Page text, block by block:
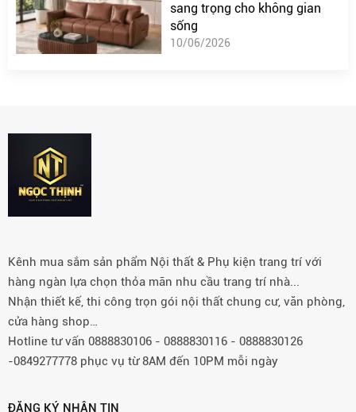
sang trọng cho không gian
sống
10/06/2026
Kênh mua sắm sản phẩm Nội thất & Phụ kiện trang trí với
hàng ngàn lựa chọn thỏa mãn nhu cầu trang trí nhà...
Nhận thiết kế, thi công trọn gói nội thất chung cư, văn phòng,
cửa hàng shop…
Hotline tư vấn 0888830106 - 0888830116 - 0888830126
-0849277778 phục vụ từ 8AM đến 10PM mỗi ngày
ĐĂNG KÝ NHẬN TIN